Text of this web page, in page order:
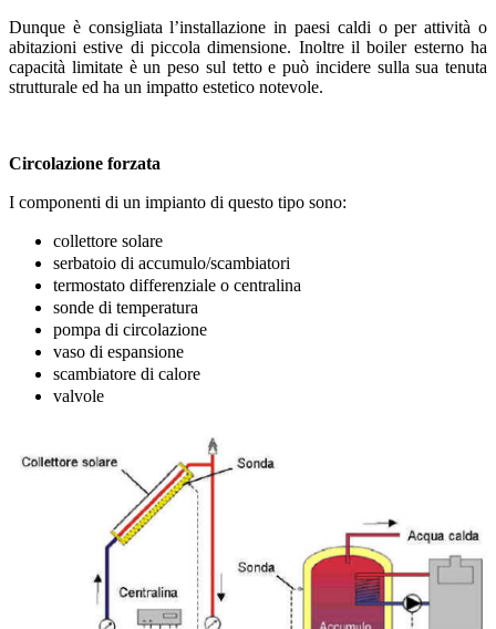
Dunque è consigliata l’installazione in paesi caldi o per attività o
abitazioni estive di piccola dimensione. Inoltre il boiler esterno ha
capacità limitate è un peso sul tetto e può incidere sulla sua tenuta
strutturale ed ha un impatto estetico notevole.
Circolazione forzata
I componenti di un impianto di questo tipo sono:
collettore solare
serbatoio di accumulo/scambiatori
termostato differenziale o centralina
sonde di temperatura
pompa di circolazione
vaso di espansione
scambiatore di calore
valvole